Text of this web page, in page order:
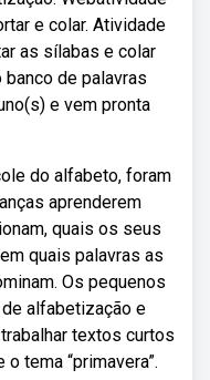
e colar. Atividade
as sílabas e colar
de palavras
e vem pronta
do alfabeto, foram
aprenderem
quais os seus
quais palavras as
Os pequenos
alfabetização e
textos curtos
tema “primavera”.